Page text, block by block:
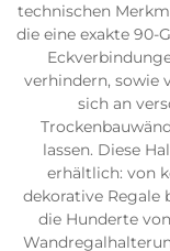
technischen
die eine exakte 90-
verhindern, sowie
sich an
lassen. Diese
erhältlich: von
dekorative Regale
die Hunderte